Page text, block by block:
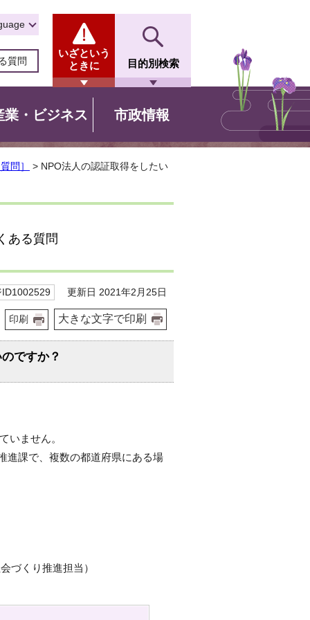
質問
いざという
ときに
目的別検索
業・ビジネス 市政情報
問］ > NPO法人の認証取得をしたい
る質問
ID1002529 更新日 2021年2月25日
印刷 大きな文字で印刷
ですか？
いません。
進課で、複数の都道府県にある場
づくり推進担当）